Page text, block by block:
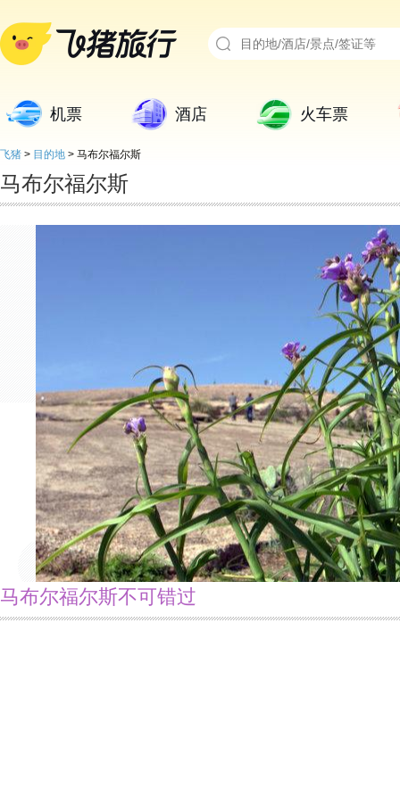
机票 酒店 火车票
飞猪 > 目的地 > 马布尔福尔斯
马布尔福尔斯
马布尔福尔斯不可错过